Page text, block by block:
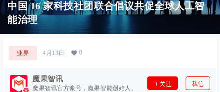
中国 16 家科技社团联合倡议共促全球人工智
能治理
业界 4月13日 0
魔果智讯
魔果智讯官方账号，魔果智能创始人。
关注 私信